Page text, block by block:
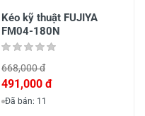
Kéo kỹ thuật FUJIYA
FM04-180N
668,000 đ
491,000 đ
Đã bán: 11